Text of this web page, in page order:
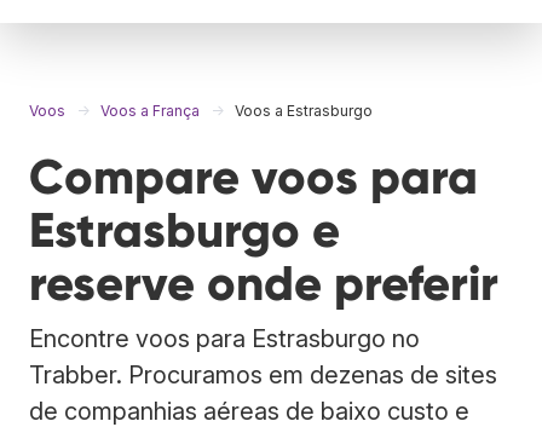
Voos Voos a França Voos a Estrasburgo
Compare voos para
Estrasburgo e
reserve onde preferir
Encontre voos para Estrasburgo no
Trabber. Procuramos em dezenas de sites
de companhias aéreas de baixo custo e